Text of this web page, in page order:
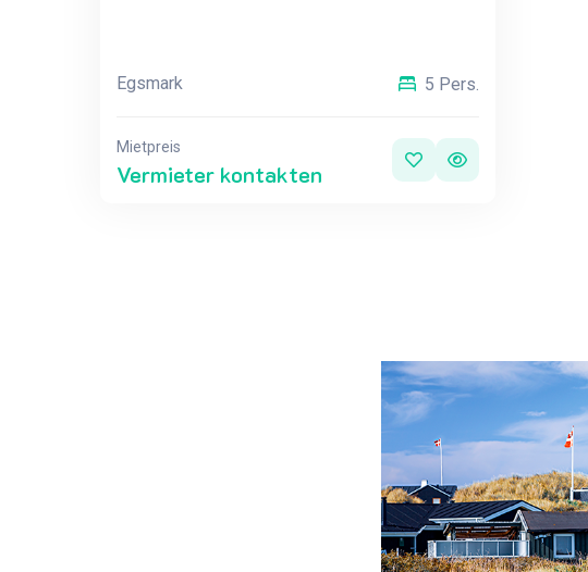
Egsmark 5 Pers.
Mietpreis
Vermieter kontakten